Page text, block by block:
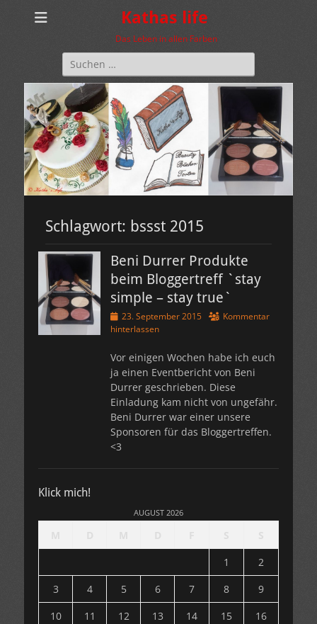
Kathas life
Das Leben in allen Farben
Suchen
nach:
Schlagwort: bssst 2015
Beni Durrer Produkte
beim Bloggertreff `stay
simple – stay true`
Veröffentlicht
am
23. September 2015
Kommentar
hinterlassen
Vor einigen Wochen habe ich euch
ja einen Eventbericht von Beni
Durrer geschrieben. Diese
Einladung kam nicht von ungefähr.
Beni Durrer war einer unsere
Sponsoren für das Bloggertreffen.
<3
Klick mich!
AUGUST 2026
1
2
3
4 5 6 7 8
9
10
11 12 13 14 15
16